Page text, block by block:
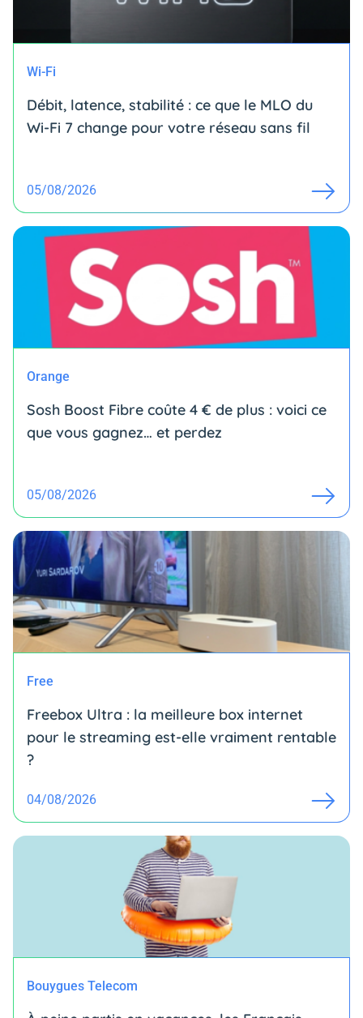
Wi-Fi
Débit, latence, stabilité : ce que le MLO du
Wi-Fi 7 change pour votre réseau sans fil
05/08/2026
Orange
Sosh Boost Fibre coûte 4 € de plus : voici ce
que vous gagnez… et perdez
05/08/2026
Free
Freebox Ultra : la meilleure box internet
pour le streaming est-elle vraiment rentable
?
04/08/2026
Bouygues Telecom